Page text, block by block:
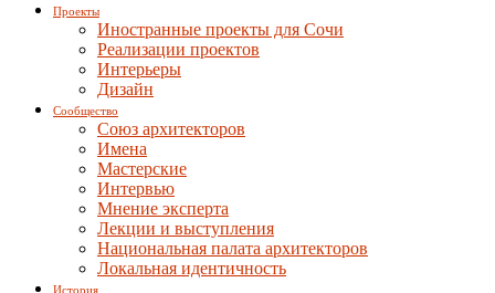
Проекты
Иностранные проекты для Сочи
Реализации проектов
Интерьеры
Дизайн
Сообщество
Союз архитекторов
Имена
Мастерские
Интервью
Мнение эксперта
Лекции и выступления
Национальная палата архитекторов
Локальная идентичность
История